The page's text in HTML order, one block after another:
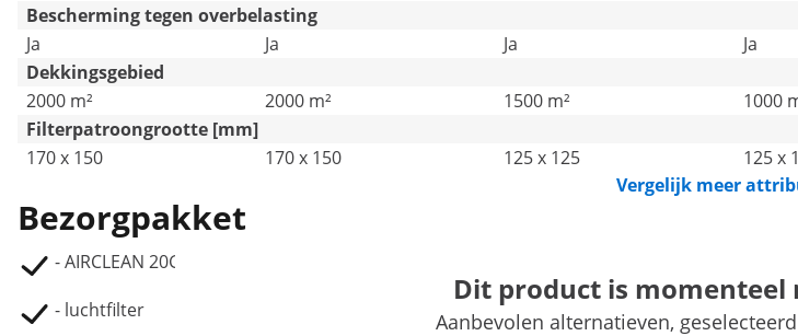
Bescherming tegen overbelasting
Ja
Ja Ja Ja
Dekkingsgebied
2000 m²
2000 m² 1500 m² 1000
Filterpatroongrootte [mm]
170 x 150
170 x 150 125 x 125 125 x
Vergelijk meer
Bezorgpakket
- AIRCLEAN 20G-ECO ozongenerator
- luchtfilter
Dit product is momenteel
Aanbevolen alternatieven,